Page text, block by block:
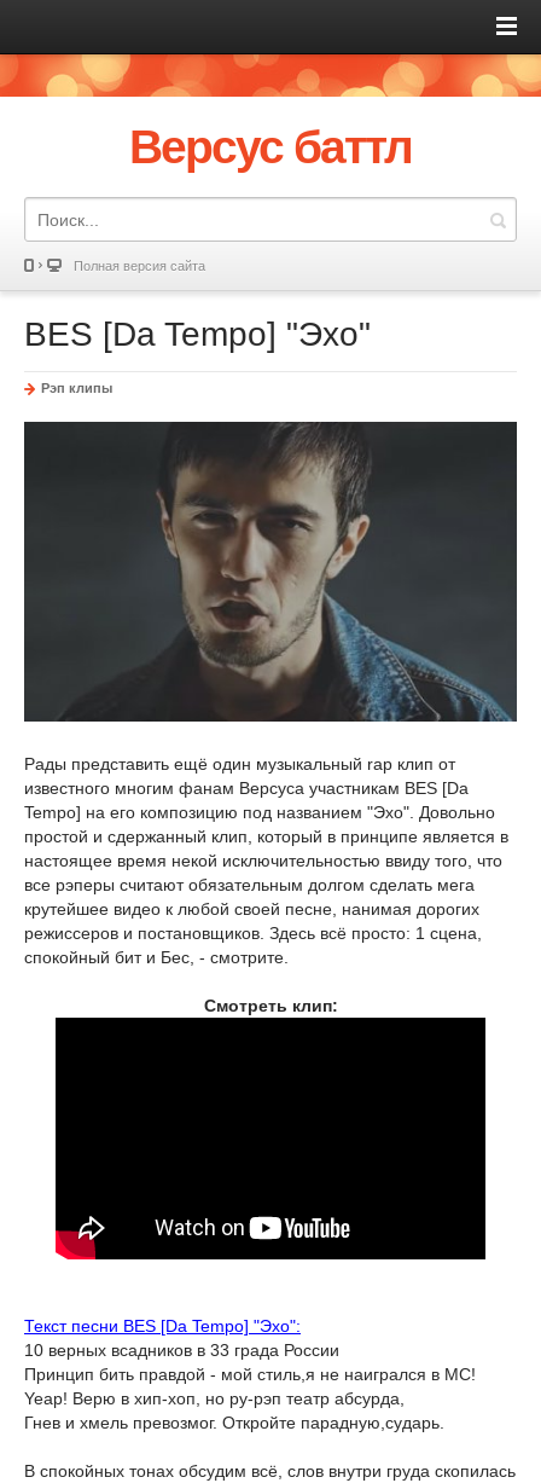
Версус баттл
Полная версия сайта
BES [Da Tempo] "Эхо"
Рэп клипы
Рады представить ещё один музыкальный rap клип от
известного многим фанам Версуса участникам BES [Da
Tempo] на его композицию под названием "Эхо". Довольно
простой и сдержанный клип, который в принципе является в
настоящее время некой исключительностью ввиду того, что
все рэперы считают обязательным долгом сделать мега
крутейшее видео к любой своей песне, нанимая дорогих
режиссеров и постановщиков. Здесь всё просто: 1 сцена,
спокойный бит и Бес, - смотрите.
Смотреть клип:
Текст песни BES [Da Tempo] "Эхо":
10 верных всадников в 33 града России
Принцип бить правдой - мой стиль,я не наигрался в МС!
Yeap! Верю в хип-хоп, но ру-рэп театр абсурда,
Гнев и хмель превозмог. Откройте парадную,сударь.
В спокойных тонах обсудим всё, слов внутри груда скопилась